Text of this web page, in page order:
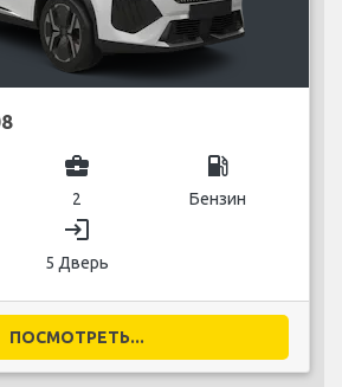
business_center
2
local_gas_station
Бензин
login
5 Дверь
ПОСМОТРЕТЬ...